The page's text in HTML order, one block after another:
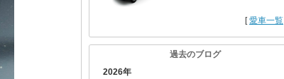
[愛車一覧
過去のブログ
2026年